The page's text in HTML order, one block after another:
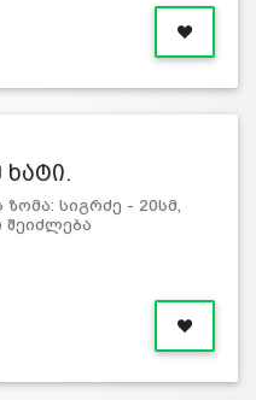
სიგრძე - 20სმ,
შეიძლება